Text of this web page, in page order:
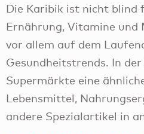
Die Karibik ist nicht blind
Ernährung, Vitamine und
vor allem auf dem
Gesundheitstrends. In
Supermärkte eine
Lebensmittel,
andere Spezialartikel in